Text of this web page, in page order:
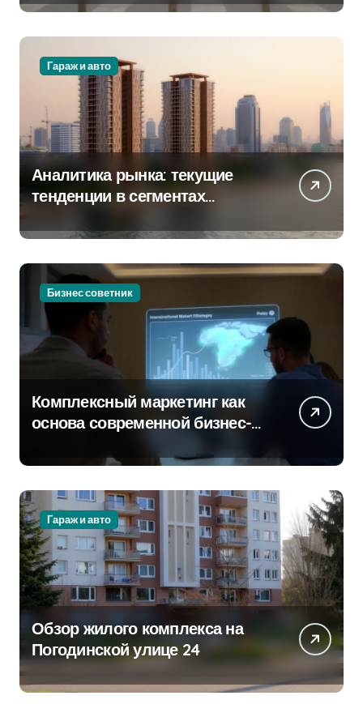
крупных проспектах
Гараж и авто
Аналитика рынка: текущие
тенденции в сегментах
Бизнес советник
Комплексный маркетинг как
основа современной бизнес-
Гараж и авто
Обзор жилого комплекса на
Погодинской улице 24